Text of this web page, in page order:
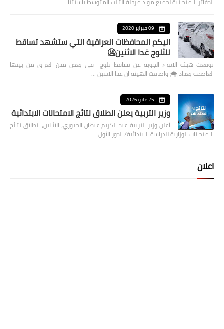
09 فبراير 2020
اليكم المحافظات العراقية التي ستشهد تساقط
للثلوج غدا الاثنين🥶
توقعت هيئة الانواء الجوية عن تساقط ثلوج في بعض مدن العراق من بينها
العاصمة بغداد ⁦🌨️⁩ واضافت الهيئة ان غدا الاثنين …
25 مايو 2026
وزير التربية يعلن انطلاق نتائج الامتحانات الابتدائية
أعلن وزير التربية عبد الكريم عبطان الجبوري، الاثنين، انطلاق نتائج
الامتحانات الوزارية للدراسة الابتدائية/ الدور الأول…
اعلان